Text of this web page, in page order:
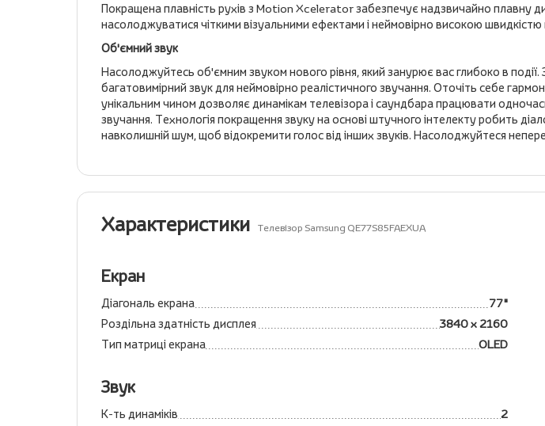
Покращена плавність рухів з Motion Xcelerator забезпечує надзвичайно плавну
насолоджуватися чіткими візуальними ефектами і неймовірно високою швидкістю
Об'ємний звук
Насолоджуйтесь об'ємним звуком нового рівня, який занурює вас глибоко в
багатовимірний звук для неймовірно реалістичного звучання. Оточіть себе
унікальним чином дозволяє динамікам телевізора і саундбара працювати
звучання. Технологія покращення звуку на основі штучного інтелекту робить
навколишній шум, щоб відокремити голос від інших звуків. Насолоджуйтеся
Характеристики Телевізор Samsung QE77S85FAEXUA
Екран
Діагональ екрана
77"
Роздільна здатність дисплея
3840 x 2160
Тип матриці екрана
OLED
Звук
К-ть динаміків
2